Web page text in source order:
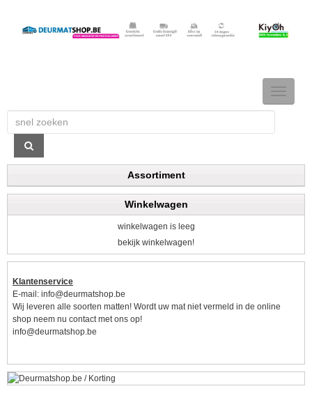
TOGGLE
Assortiment
Winkelwagen
winkelwagen is leeg
bekijk winkelwagen!
Klantenservice
E-mail: info@deurmatshop.be
Wij leveren alle soorten matten! Wordt uw mat niet vermeld in de online
shop neem nu contact met ons op!
info@deurmatshop.be